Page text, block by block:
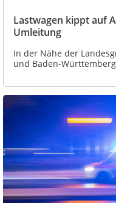
Lastwagen kippt auf
Umleitung
In der Nähe der
und Baden-